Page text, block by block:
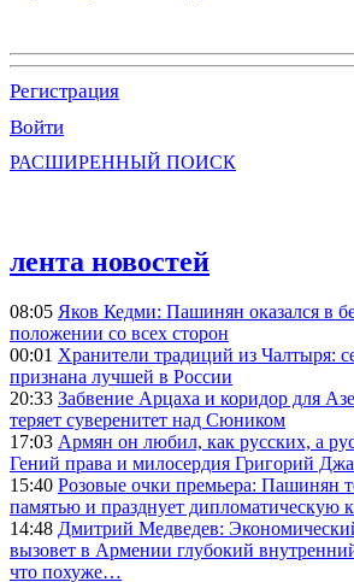
Регистрация
Войти
РАСШИРЕННЫЙ ПОИСК
лента новостей
08:05 Яков Кедми: Пашинян оказался в
положении со всех сторон
00:01 Хранители традиций из Чалтыря:
признана лучшей в России
20:33 Забвение Арцаха и коридор для
теряет суверенитет над Сюником
17:03 Армян он любил, как русских, а
Гений права и милосердия Григорий
15:40 Розовые очки премьера: Пашинян
памятью и празднует дипломатическую
14:48 Дмитрий Медведев:
вызовет в Армении глубокий
что похуже…